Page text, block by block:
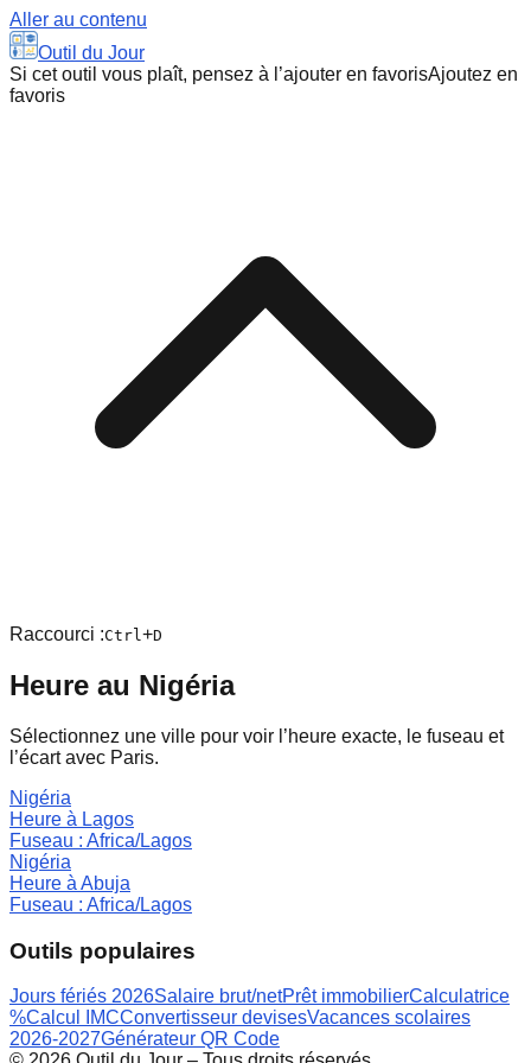
Aller au contenu
Outil du Jour
Si cet outil vous plaît, pensez à l’ajouter en favorisAjoutez en
favoris
Raccourci :Ctrl+D
Heure au Nigéria
Sélectionnez une ville pour voir l’heure exacte, le fuseau et
l’écart avec Paris.
Nigéria
Heure à Lagos
Fuseau : Africa/Lagos
Nigéria
Heure à Abuja
Fuseau : Africa/Lagos
Outils populaires
Jours fériés 2026Salaire brut/netPrêt immobilierCalculatrice
%Calcul IMCConvertisseur devisesVacances scolaires
2026-2027Générateur QR Code